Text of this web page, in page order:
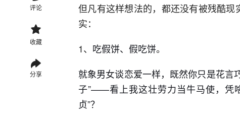
评论
收藏
分享
但凡有这样想法的，都还没有被残酷
实：
1、 吃假饼、假吃饼。
就象男女谈恋爱一样，既然你只是花言
子”——看上我这壮劳力当牛马使，凭
贞”？